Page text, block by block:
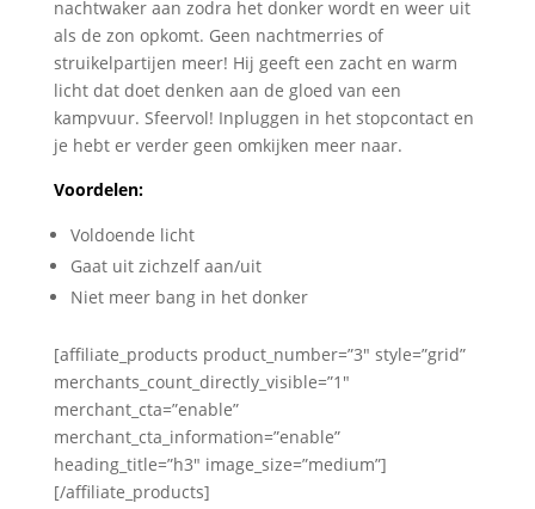
nachtwaker aan zodra het donker wordt en weer uit
als de zon opkomt. Geen nachtmerries of
struikelpartijen meer! Hij geeft een zacht en warm
licht dat doet denken aan de gloed van een
kampvuur. Sfeervol! Inpluggen in het stopcontact en
je hebt er verder geen omkijken meer naar.
Voordelen:
Voldoende licht
Gaat uit zichzelf aan/uit
Niet meer bang in het donker
[affiliate_products product_number=”3″ style=”grid”
merchants_count_directly_visible=”1″
merchant_cta=”enable”
merchant_cta_information=”enable”
heading_title=”h3″ image_size=”medium”]
[/affiliate_products]